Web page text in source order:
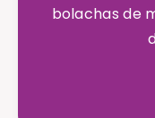
bolachas de